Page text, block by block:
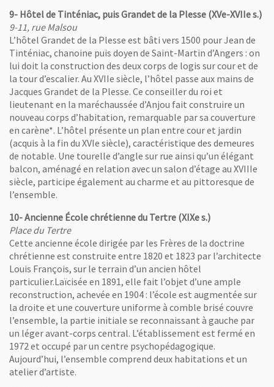
fenêtre
Hôtel de Tinténiac, Ancienne école chrétienne du Tertre, Clichés S.Vitard et
l'image
fenêtre
l'image
fenêtre
9- Hôtel de Tinténiac, puis Grandet de la Plesse (XVe-XVIIe s.)
9-11, rue Malsou
L’hôtel Grandet de la Plesse est bâti vers 1500 pour Jean de
Tinténiac, chanoine puis doyen de Saint-Martin d’Angers : on
lui doit la construction des deux corps de logis sur cour et de
la tour d’escalier. Au XVIIe siècle, l’hôtel passe aux mains de
Jacques Grandet de la Plesse. Ce conseiller du roi et
lieutenant en la maréchaussée d’Anjou fait construire un
nouveau corps d’habitation, remarquable par sa couverture
en carène*. L’hôtel présente un plan entre cour et jardin
(acquis à la fin du XVIe siècle), caractéristique des demeures
de notable. Une tourelle d’angle sur rue ainsi qu’un élégant
balcon, aménagé en relation avec un salon d’étage au XVIIIe
siècle, participe également au charme et au pittoresque de
l’ensemble.
10- Ancienne École chrétienne du Tertre (XIXe s.)
Place du Tertre
Cette ancienne école dirigée par les Frères de la doctrine
chrétienne est construite entre 1820 et 1823 par l’architecte
Louis François, sur le terrain d’un ancien hôtel
particulier.Laïcisée en 1891, elle fait l’objet d’une ample
reconstruction, achevée en 1904 : l’école est augmentée sur
la droite et une couverture uniforme à comble brisé couvre
l’ensemble, la partie initiale se reconnaissant à gauche par
un léger avant-corps central. L’établissement est fermé en
1972 et occupé par un centre psychopédagogique.
Aujourd’hui, l’ensemble comprend deux habitations et un
atelier d’artiste.